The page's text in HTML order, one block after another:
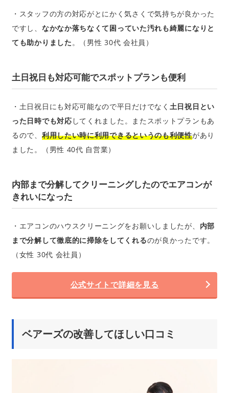
・スタッフの方の対応がとにかく気さくで気持ちが良かった
ですし、 なかなか落ちなくて困っていた汚れも綺麗になりと
ても助かりました 。（男性 30代 会社員）
土日祝日も対応可能でスポットプランも便利
・土日祝日にも対応可能なので平日だけでなく 土日祝日とい
った日時でも対応 してくれました。またスポットプランもあ
るので、 利用したい時に利用できるというのも利便性があり
ました。（男性 40代 自営業）
内部まで分解してクリーニングしたのでエアコンが
きれいになった
・エアコンのハウスクリーニングをお願いしましたが、 内部
まで分解して徹底的に掃除をしてくれるのが良かったです。
（女性 30代 会社員）
公式サイトで詳細を見る
ベアーズの改善してほしい口コミ